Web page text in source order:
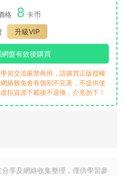
格 8 卡币
升級VIP
盤有效後購買
習交流嚴禁商用，請購買正版授權
絡難免會有個别不完美，不提供使
拟資源下載後不退換，介意勿下！
享及網絡收集整理，僅供學習參